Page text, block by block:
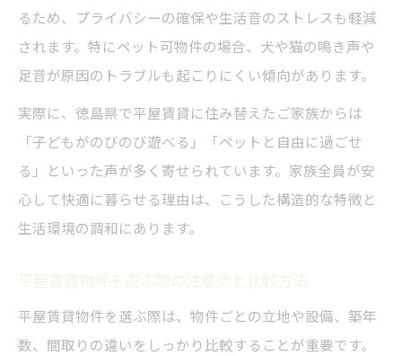
るため、プライバシーの確保や生活音のストレスも軽減
されます。特にペット可物件の場合、犬や猫の鳴き声や
足音が原因のトラブルも起こりにくい傾向があります。
実際に、徳島県で平屋賃貸に住み替えたご家族からは
「子どもがのびのび遊べる」「ペットと自由に過ごせ
る」といった声が多く寄せられています。家族全員が安
心して快適に暮らせる理由は、こうした構造的な特徴と
生活環境の調和にあります。
平屋賃貸物件を選ぶ際の注意点と比較方法
平屋賃貸物件を選ぶ際は、物件ごとの立地や設備、築年
数、間取りの違いをしっかり比較することが重要です。